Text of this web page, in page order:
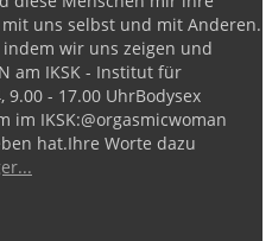
uns selbst und mit Anderen.
wir uns zeigen und
am IKSK - Institut für
9.00 - 17.00 UhrBodysex
im IKSK:@orgasmicwoman
hat.Ihre Worte dazu